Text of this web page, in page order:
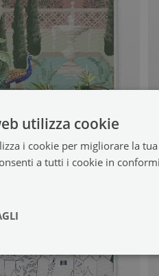
con giardino(#rwz-00077780)
utilizza cookie
i cookie per migliorare la
a tutti i cookie in